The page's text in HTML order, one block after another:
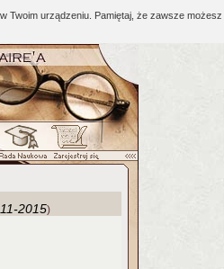
Twoim urządzeniu. Pamiętaj, że zawsze możesz
2015)